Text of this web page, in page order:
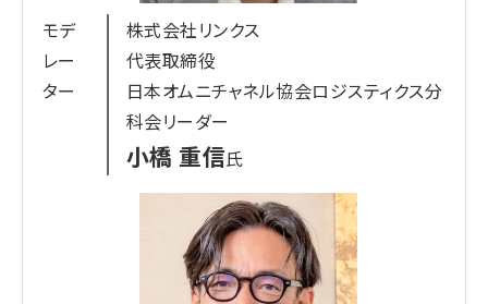
ドナーチャリングに従事。​
2024年より富士フイルムビジネスイノベーション
ジャパンに入社し、マーケティング支援やリード獲
得/ナーチャリング施策の企画・実行を手掛けるマー
ケターとして活躍中。
モデ
レー
ター
株式会社リンクス
代表取締役
日本オムニチャネル協会ロジスティクス分
科会リーダー
小橋 重信氏